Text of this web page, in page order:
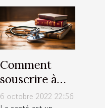
Comment
souscrire à
une bonne
6 octobre 2022 22:56